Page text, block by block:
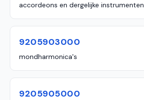
accordeons en dergelijke instrumenten
9205903000
mondharmonica's
9205905000